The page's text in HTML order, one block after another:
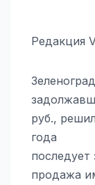
Редакция
руб.,
года
последует
продажа